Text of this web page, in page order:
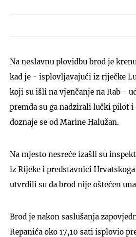
Na neslavnu plovidbu brod je
kad je - isplovljavajući iz riječke
koji su išli na vjenčanje na Rab -
premda su ga nadzirali lučki pilot i
doznaje se od Marine Halužan.
Na mjesto nesreće izašli su
iz Rijeke i predstavnici
utvrdili su da brod nije oštećen
Brod je nakon saslušanja
Repanića oko 17,10 sati isplovio